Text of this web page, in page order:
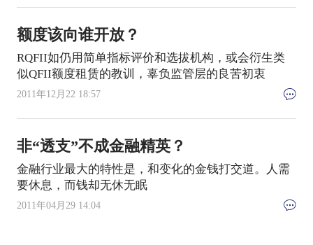
额度该向谁开放？
RQFII如仍用简单指标评价和选拔机构，或会衍生类
似QFII额度租赁的教训，辜负监管层的良苦初衷
2011年12月22 18:57
非“透支”不成金融精英？
金融行业最大的特性是，和变化的金钱打交道。人需
要休息，而钱却无休无眠
2011年04月29 14:04